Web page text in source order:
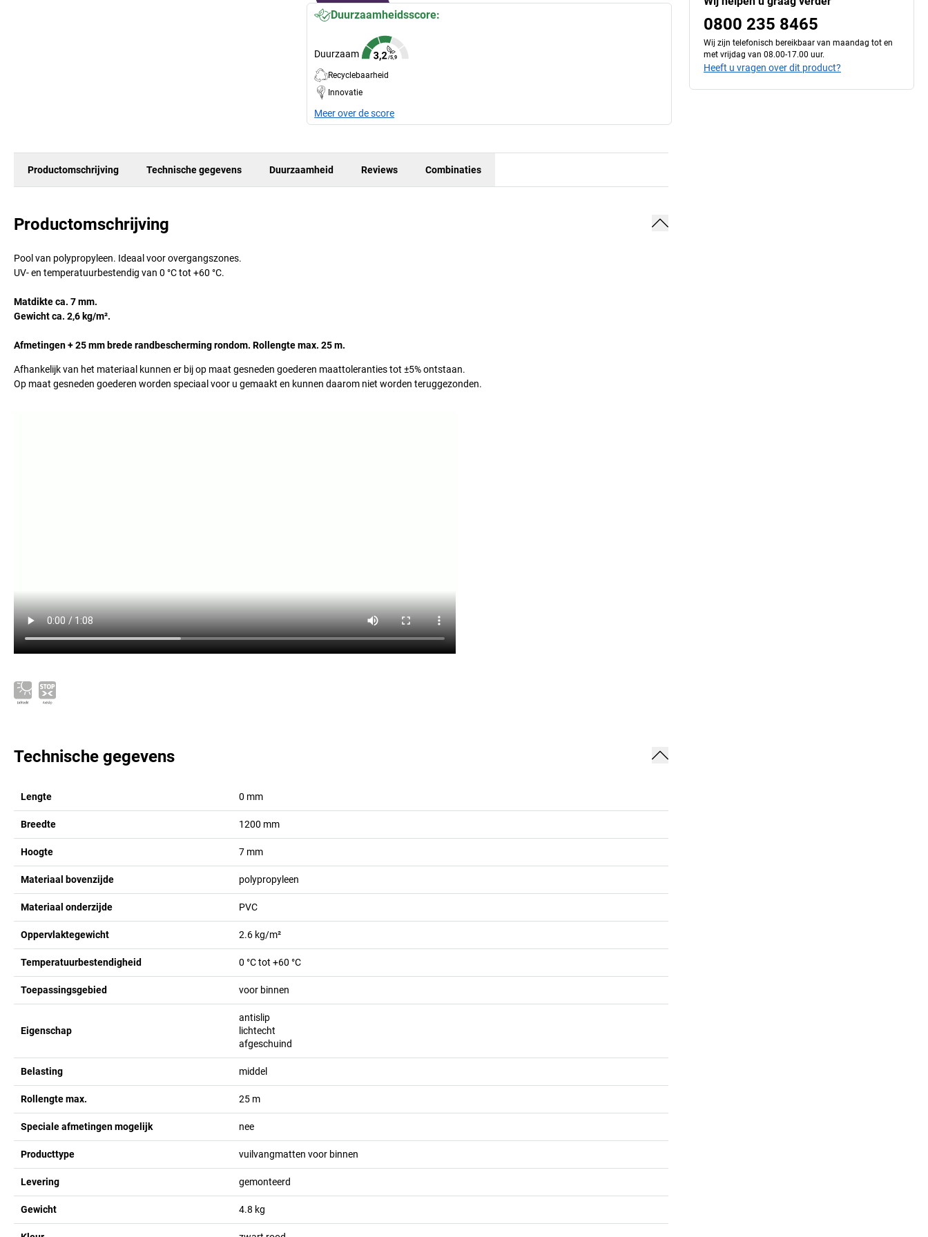
Duurzaamheidsscore:
Duurzaam
Recyclebaarheid
Innovatie
Meer over de score
Productomschrijving Technische gegevens Duurzaamheid Reviews Combinaties
Productomschrijving
Pool van polypropyleen. Ideaal voor overgangszones.
UV- en temperatuurbestendig van 0 °C tot +60 °C.
Matdikte ca. 7 mm.
Gewicht ca. 2,6 kg/m².
Afmetingen + 25 mm brede randbescherming rondom. Rollengte max. 25 m.
Afhankelijk van het materiaal kunnen er bij op maat gesneden goederen maattoleranties tot ±5% ontstaan.
Op maat gesneden goederen worden speciaal voor u gemaakt en kunnen daarom niet worden teruggezonden.
Technische gegevens
Lengte 0 mm
Breedte 1200 mm
Hoogte 7 mm
Materiaal bovenzijde polypropyleen
Materiaal onderzijde PVC
Oppervlaktegewicht 2.6 kg/m²
Temperatuurbestendigheid 0 °C tot +60 °C
Toepassingsgebied voor binnen
Eigenschap
antislip
lichtecht
afgeschuind
Belasting middel
Rollengte max. 25 m
Speciale afmetingen mogelijk nee
Producttype vuilvangmatten voor binnen
Levering gemonteerd
Gewicht 4.8 kg
0800 235 8465
Wij zijn telefonisch bereikbaar van maandag tot en
met vrijdag van 08.00-17.00 uur.
Heeft u vragen over dit product?